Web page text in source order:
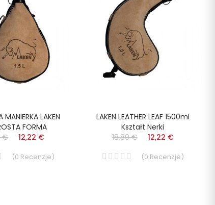
MANIERKA LAKEN
FORMA
€
12,22 €
(0 Recenzje)
LAKEN LEATHER LEAF 1500ml
Kształt Nerki
18,80 €
12,22 €
(0 Recenzje)